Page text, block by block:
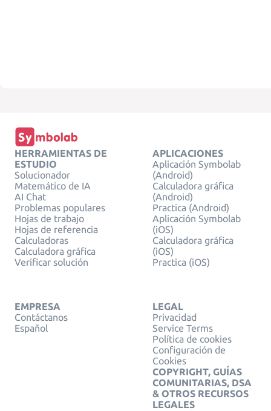
HERRAMIENTAS DE
ESTUDIO
Solucionador
Matemático de IA
AI Chat
Problemas populares
Hojas de trabajo
Hojas de referencia
Calculadoras
Calculadora gráfica
Verificar solución
APLICACIONES
Aplicación Symbolab
(Android)
Calculadora gráfica
(Android)
Practica (Android)
Aplicación Symbolab
(iOS)
Calculadora gráfica
(iOS)
Practica (iOS)
EMPRESA
Contáctanos
Español
LEGAL
Privacidad
Service Terms
Política de cookies
Configuración de
Cookies
COPYRIGHT, GUÍAS
COMUNITARIAS, DSA
& OTROS RECURSOS
LEGALES